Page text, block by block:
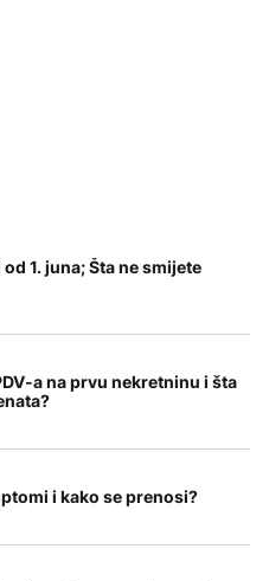
1. juna; Šta ne smijete
a na prvu nekretninu i šta
i kako se prenosi?